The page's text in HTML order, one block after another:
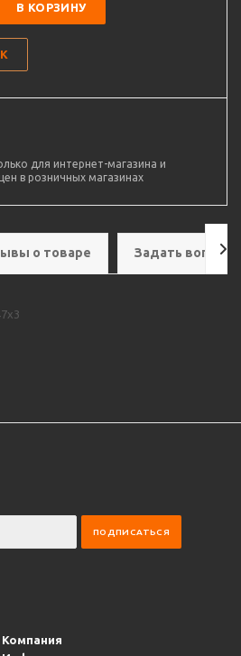
В КОРЗИНУ
для интернет-магазина и
в розничных магазинах
о товаре Задать вопрос
Компания